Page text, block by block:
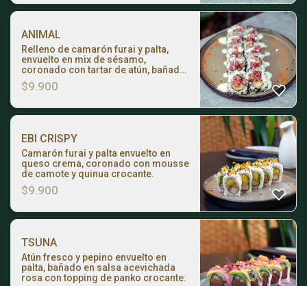
ANIMAL
Relleno de camarón furai y palta,
envuelto en mix de sésamo,
coronado con tartar de atún, bañado
en salsa oriental.
$9.900
EBI CRISPY
Camarón furai y palta envuelto en
queso crema, coronado con mousse
de camote y quinua crocante.
$9.900
TSUNA
Atún fresco y pepino envuelto en
palta, bañado en salsa acevichada
rosa con topping de panko crocante.